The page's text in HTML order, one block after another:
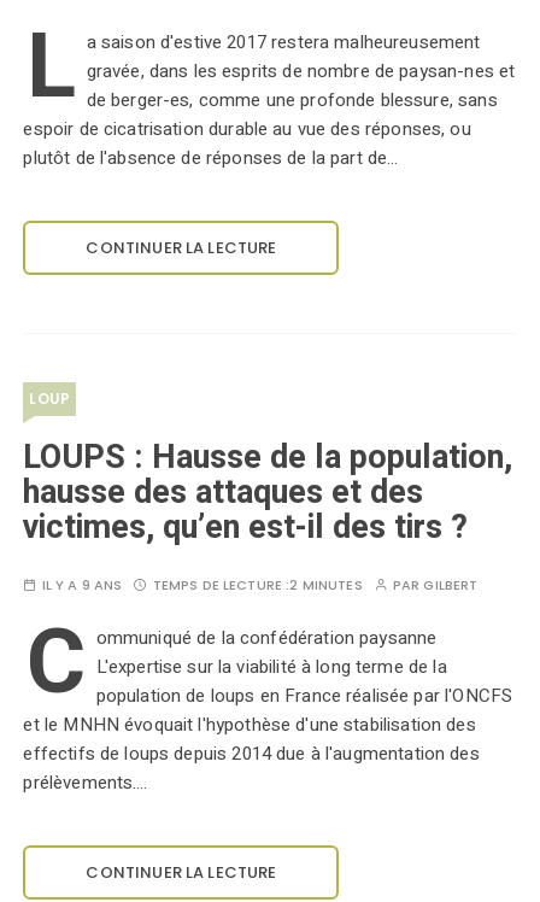
L a saison d'estive 2017 restera malheureusement
gravée, dans les esprits de nombre de paysan-nes et
de berger-es, comme une profonde blessure, sans
espoir de cicatrisation durable au vue des réponses, ou
plutôt de l'absence de réponses de la part de…
CONTINUER LA LECTURE
LOUP
LOUPS : Hausse de la population,
hausse des attaques et des
victimes, qu’en est-il des tirs ?
IL Y A 9 ANS TEMPS DE LECTURE :2 MINUTES PARGILBERT
C ommuniqué de la confédération paysanne
L'expertise sur la viabilité à long terme de la
population de loups en France réalisée par l'ONCFS
et le MNHN évoquait l'hypothèse d'une stabilisation des
effectifs de loups depuis 2014 due à l'augmentation des
prélèvements.…
CONTINUER LA LECTURE